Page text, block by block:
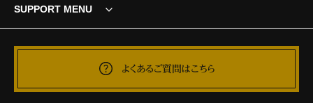
SUPPORT MENU
よくあるご質問はこちら